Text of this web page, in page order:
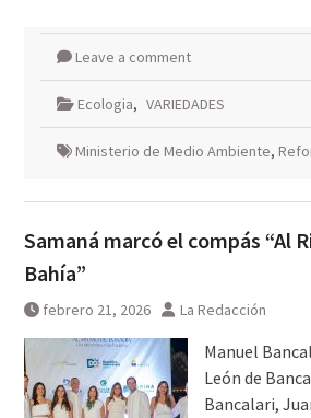
Leave a comment
Ecologia, VARIEDADES
Ministerio de Medio Ambiente,
Samaná marcó el compás “Al
Bahía”
febrero 21, 2026 La Redacción
Manuel
León de
Bancalari,